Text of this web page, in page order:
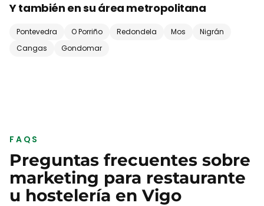
Y también en su área metropolitana
Pontevedra O Porriño Redondela Mos
Nigrán
Cangas
Gondomar
FAQS
Preguntas frecuentes sobre
marketing para restaurante
u hostelería en Vigo